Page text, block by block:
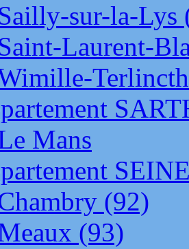
sur-la-Lys
Laurent-
Mans
(92)
(93)